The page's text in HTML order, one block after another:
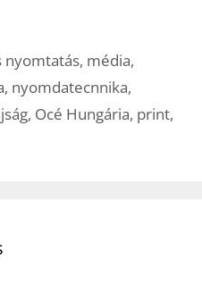
nyomtatás, média,
, nyomdatecnnika,
, Océ Hungária, print,